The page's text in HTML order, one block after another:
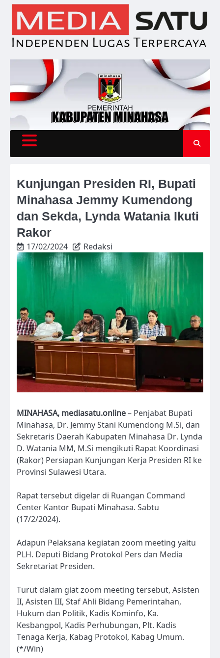
Skip
content
Kunjungan Presiden RI, Bupati
Minahasa Jemmy Kumendong
dan Sekda, Lynda Watania Ikuti
Rakor
17/02/2024 Redaksi
MINAHASA, mediasatu.online– Penjabat Bupati
Minahasa, Dr. Jemmy Stani Kumendong M.Si, dan
Sekretaris Daerah Kabupaten Minahasa Dr. Lynda
D. Watania MM, M.Si mengikuti Rapat Koordinasi
(Rakor) Persiapan Kunjungan Kerja Presiden RI ke
Provinsi Sulawesi Utara.
Rapat tersebut digelar di Ruangan Command
Center Kantor Bupati Minahasa. Sabtu
(17/2/2024).
Adapun Pelaksana kegiatan zoom meeting yaitu
PLH. Deputi Bidang Protokol Pers dan Media
Sekretariat Presiden.
Turut dalam giat zoom meeting tersebut, Asisten
II, Asisten III, Staf Ahli Bidang Pemerintahan,
Hukum dan Politik, Kadis Kominfo, Ka.
Kesbangpol, Kadis Perhubungan, Plt. Kadis
Tenaga Kerja, Kabag Protokol, Kabag Umum.
(*/Win)